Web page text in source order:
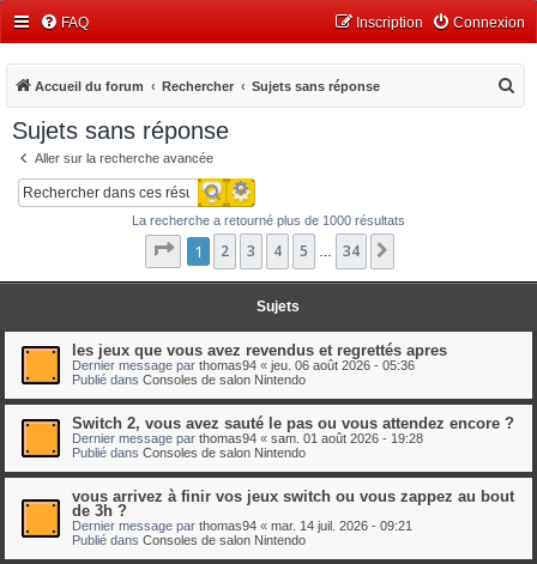
FAQ Connexion
Inscription
Accueil du forum Rechercher Sujets sans réponse
h
Sujets sans réponse
Aller sur la recherche avancée
Rechercher
Recherche avancée
La recherche a retourné plus de 1000 résultats
Page sur34
1 2 3 4 5 34
Sujets
les jeux que vous avez revendus et regrettés apres
Dernier message par thomas94 « jeu. 06 août 2026 - 05:36
Publié dans Consoles de salon Nintendo
Switch 2, vous avez sauté le pas ou vous attendez encore ?
Dernier message par thomas94 « sam. 01 août 2026 - 19:28
Publié dans Consoles de salon Nintendo
vous arrivez à finir vos jeux switch ou vous zappez au bout
de 3h ?
Dernier message par thomas94 « mar. 14 juil. 2026 - 09:21
Publié dans Consoles de salon Nintendo